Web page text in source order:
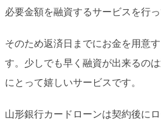
必要金額を融資するサービスを行っ
そのため返済日までにお金を用意
す。少しでも早く融資が出来るの
にとって嬉しいサービスです。
山形銀行カードローンは契約後に